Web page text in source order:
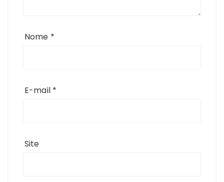
Nome *
E-mail *
Site